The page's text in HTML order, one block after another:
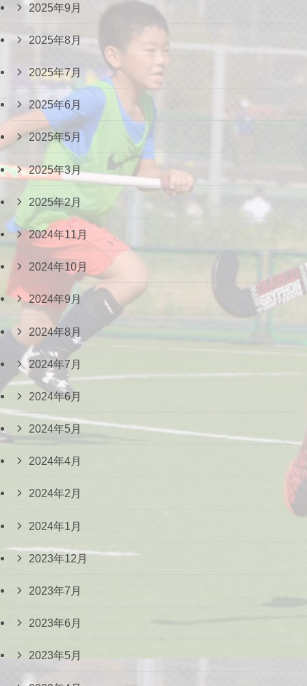
2025年9月
2025年8月
2025年7月
2025年6月
2025年5月
2025年3月
2025年2月
2024年11月
2024年10月
2024年9月
2024年8月
2024年7月
2024年6月
2024年5月
2024年4月
2024年2月
2024年1月
2023年12月
2023年7月
2023年6月
2023年5月